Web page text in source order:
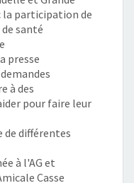
la participation de
santé
presse
à des
pour faire leur
de différentes
à l'AG et
Casse